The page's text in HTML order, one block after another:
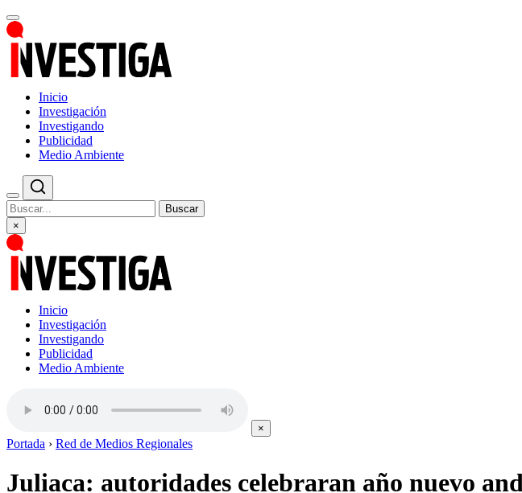
Inicio
Investigación
Investigando
Publicidad
Medio Ambiente
Buscar
×
Inicio
Investigación
Investigando
Publicidad
Medio Ambiente
×
Portada › Red de Medios Regionales
Juliaca: autoridades celebraran año nuevo